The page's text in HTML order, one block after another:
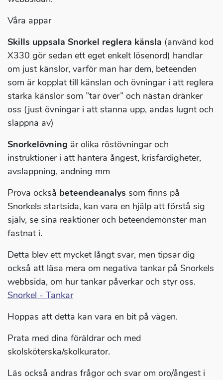
Våra appar
Skills uppsala Snorkel reglera känsla (använd kod
X330 gör sedan ett eget enkelt lösenord) handlar
om just känslor, varför man har dem, beteenden
som är kopplat till känslan och övningar i att reglera
starka känslor som ”tar över” och nästan dränker
oss (just övningar i att stanna upp, andas lugnt och
slappna av)
Snorkelövning är olika röstövningar och
instruktioner i att hantera ångest, krisfärdigheter,
avslappning, andning mm
Prova också beteendeanalys som finns på
Snorkels startsida, kan vara en hjälp att förstå sig
själv, se sina reaktioner och beteendemönster man
fastnat i.
Detta blev ett mycket långt svar, men tipsar dig
också att läsa mera om negativa tankar på Snorkels
webbsida, om hur tankar påverkar och styr oss.
Snorkel - Tankar
Hoppas att detta kan vara en bit på vägen.
Prata med dina föräldrar och med
skolsköterska/skolkurator.
Läs också andras frågor och svar om oro/ångest i